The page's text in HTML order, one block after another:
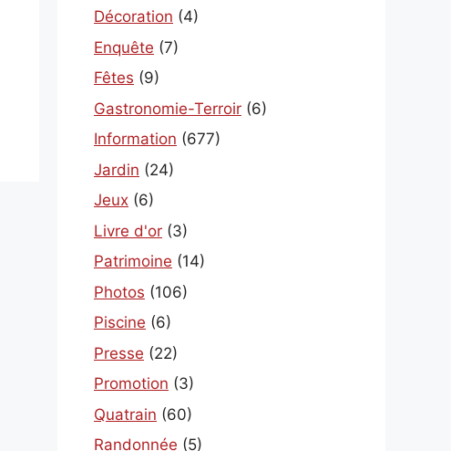
Décoration (4)
Enquête (7)
Fêtes (9)
Gastronomie-Terroir (6)
Information (677)
Jardin (24)
Jeux (6)
Livre d'or (3)
Patrimoine (14)
Photos (106)
Piscine (6)
Presse (22)
Promotion (3)
Quatrain (60)
Randonnée (5)